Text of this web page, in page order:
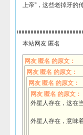
上帝”，这些老掉牙的
本站网友 匿名
网友 匿名 的原文：
网友 匿名 的原文：
网友 匿名 的原文：
网友 匿名 的原文：
外星人存在，这在
外星人存在，意味